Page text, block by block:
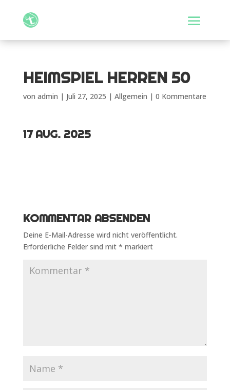
HEIMSPIEL HERREN 50
von admin | Juli 27, 2025 | Allgemein | 0 Kommentare
17 AUG. 2025
KOMMENTAR ABSENDEN
Deine E-Mail-Adresse wird nicht veröffentlicht.
Erforderliche Felder sind mit * markiert